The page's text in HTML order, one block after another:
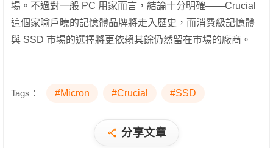
場。不過對一般 PC 用家而言，結論十分明確——Crucial
這個家喻戶曉的記憶體品牌將走入歷史，而消費級記憶體
與 SSD 市場的選擇將更依賴其餘仍然留在市場的廠商。
Tags： #Micron #Crucial #SSD
分享文章